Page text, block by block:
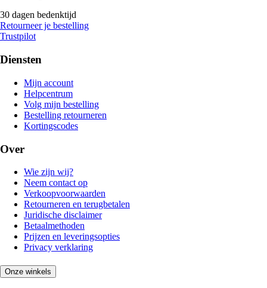
30 dagen bedenktijd
Retourneer je bestelling
Trustpilot
Diensten
Mijn account
Helpcentrum
Volg mijn bestelling
Bestelling retourneren
Kortingscodes
Over
Wie zijn wij?
Neem contact op
Verkoopvoorwaarden
Retourneren en terugbetalen
Juridische disclaimer
Betaalmethoden
Prijzen en leveringsopties
Privacy verklaring
Onze winkels